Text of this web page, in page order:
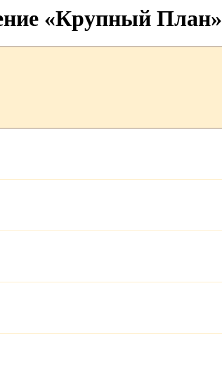
«Крупный План»